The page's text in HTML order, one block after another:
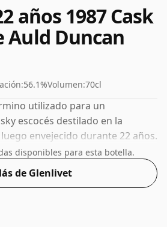
años 1987 Cask
Auld Duncan
56.1%Volumen:70cl
utilizado para un
escocés destilado en la
envejecido durante 22 años.
de alcohol es más que
en el tamaño estándar de 70
disponibles para esta botella.
de Glenlivet